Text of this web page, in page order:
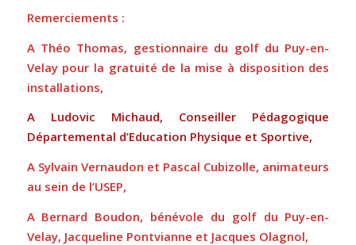
Remerciements :
A Théo Thomas, gestionnaire du golf du Puy-en-
Velay pour la gratuité de la mise à disposition des
installations,
A Ludovic Michaud,
Conseiller Pédagogique
Départemental d’Education Physique et Sportive,
A Sylvain Vernaudon et Pascal Cubizolle, animateurs
au sein de l’USEP,
A Bernard Boudon, bénévole du golf du Puy-en-
Velay, Jacqueline Pontvianne et Jacques Olagnol,